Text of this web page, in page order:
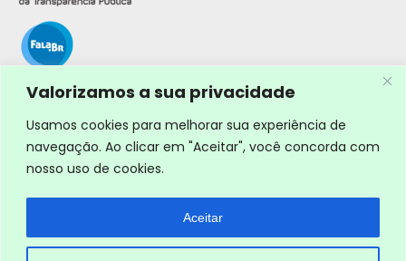
Valorizamos a sua privacidade
Usamos cookies para melhorar sua experiência de
navegação. Ao clicar em "Aceitar", você concorda com
nosso uso de cookies.
Aceitar